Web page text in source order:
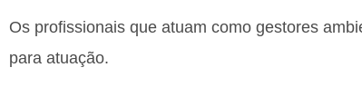
Os profissionais que atuam como gestores
para atuação.